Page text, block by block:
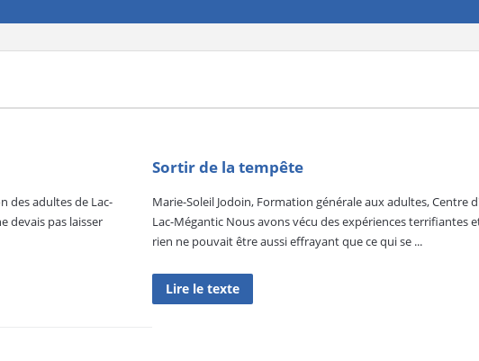
des adultes de Lac-
devais pas laisser
Sortir de la tempête
Marie-Soleil Jodoin, Formation générale aux adultes, Centre
Lac-Mégantic Nous avons vécu des expériences terrifiantes
rien ne pouvait être aussi effrayant que ce qui se ...
Lire le texte